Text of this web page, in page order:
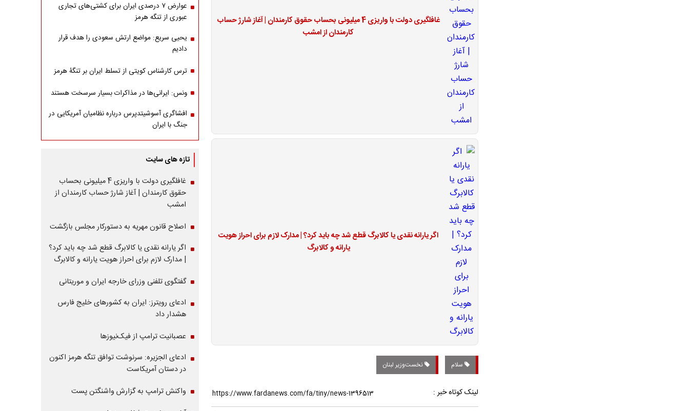
غافلگیری دولت با واریزی 4 میلیونی بحساب حقوق کارمندان | آغاز شارژ حساب
کارمندان از امشب
اگر یارانه نقدی یا کالابرگ قطع شد چه باید کرد؟ | مدارک لازم برای احراز هویت
یارانه و کالابرگ
سلام نخست‌وزیر لبنان
لینک کوتاه خبر :
عوارض ۷ درصدی ایران برای کشتی‌های تجاری
عبوری از تنگه هرمز
یحیی سریع: مواضع ارتش سعودی را هدف قرار
دادیم
ترس کارشناس کویتی از تسلط ایران بر تنگۀ هرمز
ونس: ایرانی‌ها در مذاکرات بسیار سرسخت هستند
افشاگری آسوشیتدپرس درباره نظامیان آمریکایی در
جنگ با ایران
تازه های سایت
غافلگیری دولت با واریزی 4 میلیونی بحساب
حقوق کارمندان | آغاز شارژ حساب کارمندان از
امشب
اصلاح قانون مهریه به دستورکار مجلس بازگشت
اگر یارانه نقدی یا کالابرگ قطع شد چه باید کرد؟
| مدارک لازم برای احراز هویت یارانه و کالابرگ
گفتگوی تلفنی وزرای خارجه ایران و موریتانی
ادعای رویترز: ایران به کشورهای خلیج فارس
هشدار داد
عصبانیت ترامپ از فیک‌نیوزها
ادعای الجزیره: سرنوشت توافق تنگه هرمز اکنون
در دستان آمریکاست
واکنش ترامپ به گزارش واشنگتن پست